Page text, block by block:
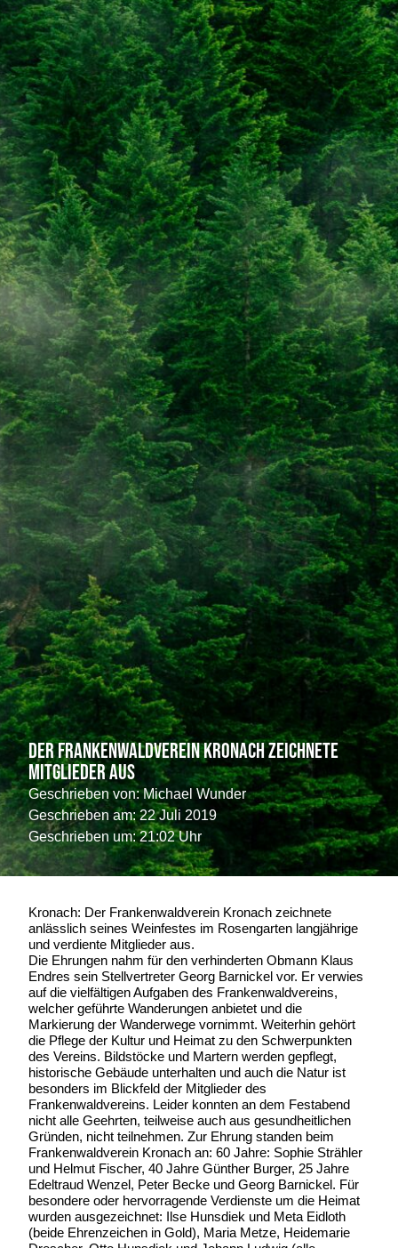
Der Frankenwaldverein Kronach zeichnete
Mitglieder aus
Geschrieben von:Michael Wunder
Geschrieben am: 22 Juli 2019
Geschrieben um: 21:02 Uhr
Kronach: Der Frankenwaldverein Kronach zeichnete
anlässlich seines Weinfestes im Rosengarten langjährige
und verdiente Mitglieder aus.
Die Ehrungen nahm für den verhinderten Obmann Klaus
Endres sein Stellvertreter Georg Barnickel vor. Er verwies
auf die vielfältigen Aufgaben des Frankenwaldvereins,
welcher geführte Wanderungen anbietet und die
Markierung der Wanderwege vornimmt. Weiterhin gehört
die Pflege der Kultur und Heimat zu den Schwerpunkten
des Vereins. Bildstöcke und Martern werden gepflegt,
historische Gebäude unterhalten und auch die Natur ist
besonders im Blickfeld der Mitglieder des
Frankenwaldvereins. Leider konnten an dem Festabend
nicht alle Geehrten, teilweise auch aus gesundheitlichen
Gründen, nicht teilnehmen. Zur Ehrung standen beim
Frankenwaldverein Kronach an: 60 Jahre: Sophie Strähler
und Helmut Fischer, 40 Jahre Günther Burger, 25 Jahre
Edeltraud Wenzel, Peter Becke und Georg Barnickel. Für
besondere oder hervorragende Verdienste um die Heimat
wurden ausgezeichnet: Ilse Hunsdiek und Meta Eidloth
(beide Ehrenzeichen in Gold), Maria Metze, Heidemarie